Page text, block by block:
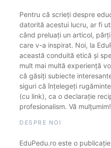
Pentru că scrieți despre
datorită acestui lucru, ar fi
când preluați un articol,
care v-a inspirat. Noi, la
această conduită etică și
mult mai multă experiență
că găsiți subiecte
siguri că înțelegeți
(cu link), ca o declarație
profesionalism. Vă mulțumim!
DESPRE NOI
EduPedu.ro este o